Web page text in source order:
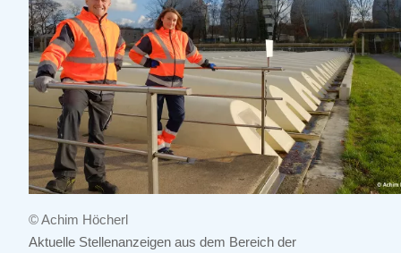
© Achim Höcherl
Aktuelle Stellenanzeigen aus dem Bereich der